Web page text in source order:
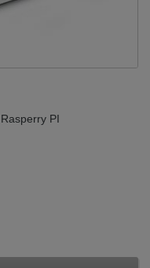
PI